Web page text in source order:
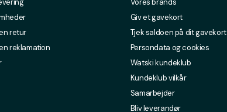
retur
reklamation
Vores brands
Giv et gavekort
Tjek saldoen på dit gavekort
Persondata og cookies
Watski kundeklub
Kundeklub vilkår
Samarbejder
Bliv leverandør